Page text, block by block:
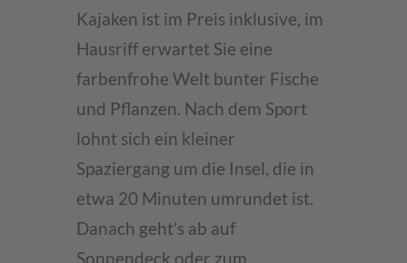
Kajaken ist im Preis inklusive, im
Hausriff erwartet Sie eine
farbenfrohe Welt bunter Fische
und Pflanzen. Nach dem Sport
lohnt sich ein kleiner
Spaziergang um die Insel, die in
etwa 20 Minuten umrundet ist.
Danach geht’s ab auf
Sonnendeck oder zum